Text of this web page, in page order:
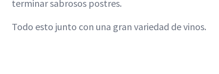
terminar sabrosos postres.
Todo esto junto con una gran variedad de vinos.